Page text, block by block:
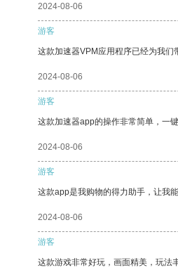
2024-08-06
游客
这款加速器VPM应用程序已经为我们
2024-08-06
游客
这款加速器app的操作非常简单，一
2024-08-06
游客
这款app是我购物的得力助手，让我
2024-08-06
游客
这款游戏非常好玩，画面精美，玩法